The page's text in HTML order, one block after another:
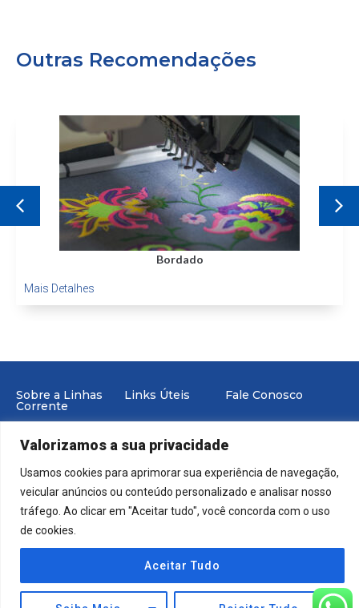
Valorizamos a sua privacidade
Usamos cookies para aprimorar sua experiência de navegação,
veicular anúncios ou conteúdo personalizado e analisar nosso
tráfego. Ao clicar em "Aceitar tudo", você concorda com o uso
de cookies.
Aceitar Tudo
Outras Recomendações
Sobre a Linhas
Corrente
Links Úteis
Portal de
Produtos
Fale Conosco
E-mail:
Desenvolvido | Linhas Corrente